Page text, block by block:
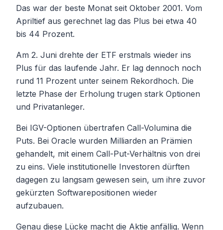
Das war der beste Monat seit Oktober 2001. Vom
Apriltief aus gerechnet lag das Plus bei etwa 40
bis 44 Prozent.
Am 2. Juni drehte der ETF erstmals wieder ins
Plus für das laufende Jahr. Er lag dennoch noch
rund 11 Prozent unter seinem Rekordhoch. Die
letzte Phase der Erholung trugen stark Optionen
und Privatanleger.
Bei IGV-Optionen übertrafen Call-Volumina die
Puts. Bei Oracle wurden Milliarden an Prämien
gehandelt, mit einem Call-Put-Verhältnis von drei
zu eins. Viele institutionelle Investoren dürften
dagegen zu langsam gewesen sein, um ihre zuvor
gekürzten Softwarepositionen wieder
aufzubauen.
Genau diese Lücke macht die Aktie anfällig. Wenn